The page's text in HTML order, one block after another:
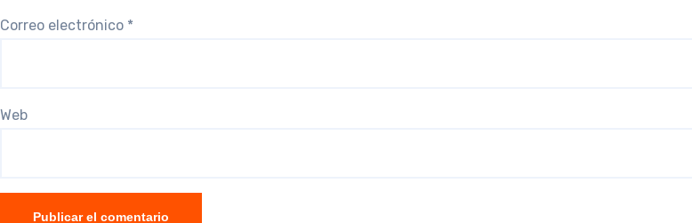
Correo electrónico *
Web